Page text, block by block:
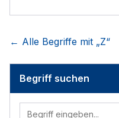
← Alle Begriffe mit „Z“
Begriff suchen